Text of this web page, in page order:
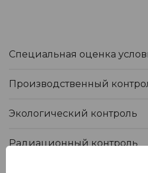
Специальная оценка
Производственный
Экологический контроль
Радиационный контроль